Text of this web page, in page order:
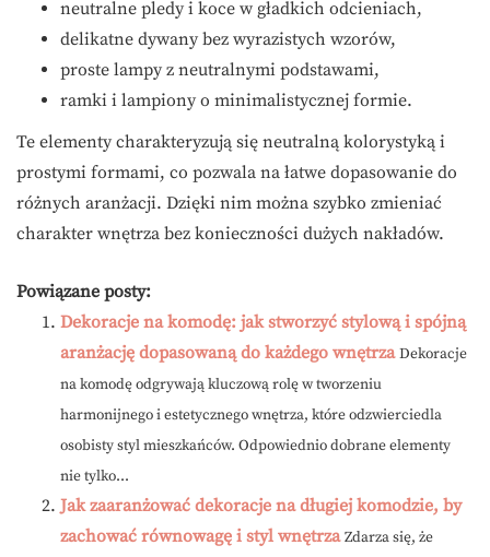
neutralne pledy i koce w gładkich odcieniach,
delikatne dywany bez wyrazistych wzorów,
proste lampy z neutralnymi podstawami,
ramki i lampiony o minimalistycznej formie.
Te elementy charakteryzują się neutralną kolorystyką i
prostymi formami, co pozwala na łatwe dopasowanie do
różnych aranżacji. Dzięki nim można szybko zmieniać
charakter wnętrza bez konieczności dużych nakładów.
Powiązane posty:
Dekoracje na komodę: jak stworzyć stylową i spójną
aranżację dopasowaną do każdego wnętrza Dekoracje
na komodę odgrywają kluczową rolę w tworzeniu
harmonijnego i estetycznego wnętrza, które odzwierciedla
osobisty styl mieszkańców. Odpowiednio dobrane elementy
nie tylko...
Jak zaaranżować dekoracje na długiej komodzie, by
zachować równowagę i styl wnętrza Zdarza się, że